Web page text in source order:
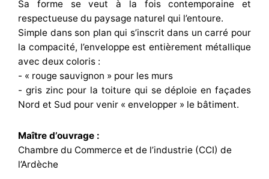
Sa forme se veut à la fois contemporaine et
respectueuse du paysage naturel qui l’entoure.
Simple dans son plan qui s’inscrit dans un carré pour
la compacité, l’enveloppe est entièrement métallique
avec deux coloris :
- « rouge sauvignon » pour les murs
- gris zinc pour la toiture qui se déploie en façades
Nord et Sud pour venir « envelopper » le bâtiment.
Maître d’ouvrage :
Chambre du Commerce et de l’industrie (CCI) de
l’Ardèche